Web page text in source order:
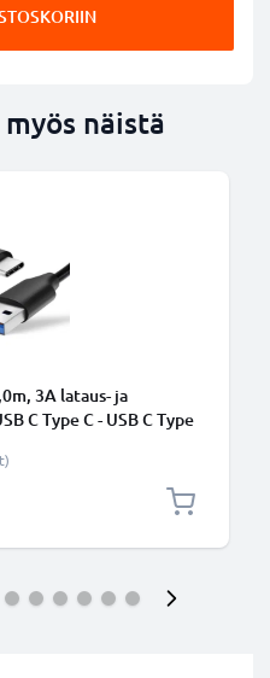
näistä
3A lataus- ja
C Type C - USB C Type